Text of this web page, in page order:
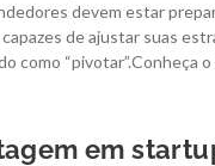
devem estar
de ajustar suas
como “pivotar”.Conheça
em
ouvir no